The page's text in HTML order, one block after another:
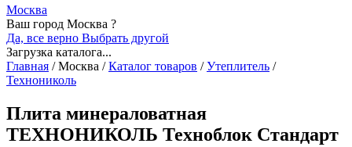
Москва
Ваш город Москва ?
Да, все верно Выбрать другой
Загрузка каталога...
Главная /Москва / Каталог товаров / Утеплитель /
Технониколь
Плита минераловатная
ТЕХНОНИКОЛЬ Техноблок Стандарт